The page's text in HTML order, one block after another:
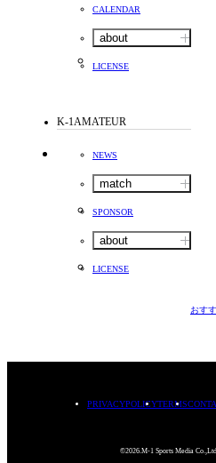
CALENDAR
about
LICENSE
K-1AMATEUR
NEWS
match
SPONSOR
about
LICENSE
おす
PRIVACYPOLICYTERMS
©2026.M-1 Sports Media